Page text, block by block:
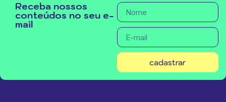
Receba nossos
conteúdos no seu e-
mail
cadastrar